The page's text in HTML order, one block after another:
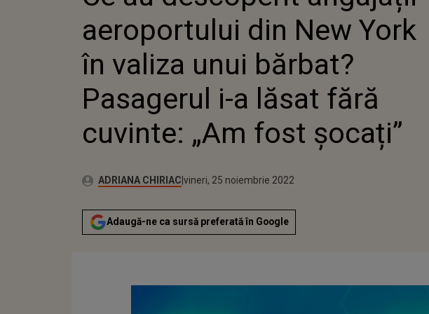
CUVINTE: „AM FOST ȘOCAȚI”
aeroportului din New York
în valiza unui bărbat?
Pasagerul i-a lăsat fără
cuvinte: „Am fost șocați”
Autor:ADRIANA CHIRIACPublicat:
vineri, 25 noiembrie 2022
Actualizat:
vineri, 25 noiembrie 2022
Adaugă-ne ca sursă preferată în Google